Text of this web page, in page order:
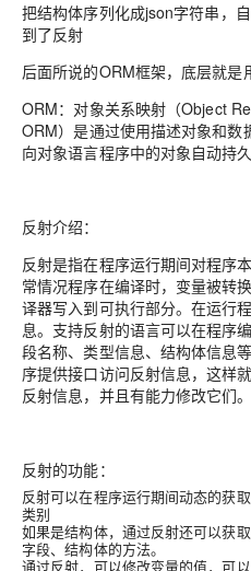
把结构体序列化成json字符串，
到了反射
后面所说的ORM框架，底层就是
ORM：对象关系映射（Object
ORM）是通过使用描述对象和
向对象语言程序中的对象自动持
反射介绍：
反射是指在程序运行期间对程序
常情况程序在编译时，变量被转
译器写入到可执行部分。在运行
息。支持反射的语言可以在程序
段名称、类型信息、结构体信息
序提供接口访问反射信息，这样
反射信息，并且有能力修改它们。
反射的功能：
反射可以在程序运行期间动态的获
类别
如果是结构体，通过反射还可以获
字段、结构体的方法。
通过反射，可以修改变量的值，可